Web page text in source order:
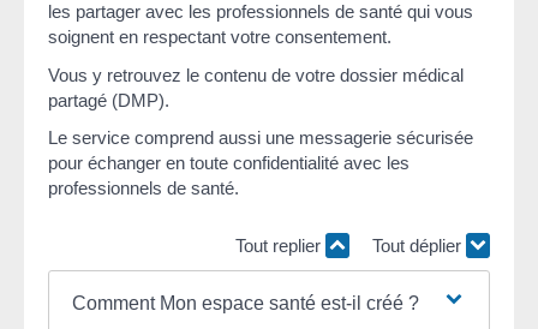
les partager avec les professionnels de santé qui vous
soignent en respectant votre consentement.
Vous y retrouvez le contenu de votre dossier médical
partagé (DMP).
Le service comprend aussi une messagerie sécurisée
pour échanger en toute confidentialité avec les
professionnels de santé.
Tout replier Tout déplier
Comment Mon espace santé est-il créé ?